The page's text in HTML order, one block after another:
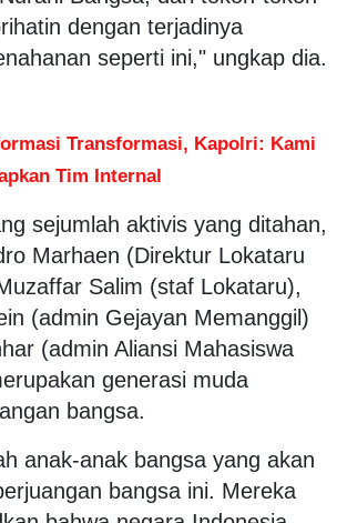
dengan terjadinya
seperti ini," ungkap dia.
Transformasi, Kapolri: Kami
Tim Internal
sejumlah aktivis yang ditahan,
Marhaen (Direktur Lokataru
Salim (staf Lokataru),
(admin Gejayan Memanggil)
(admin Aliansi Mahasiswa
generasi muda
bangsa.
anak-anak bangsa yang akan
bangsa ini. Mereka